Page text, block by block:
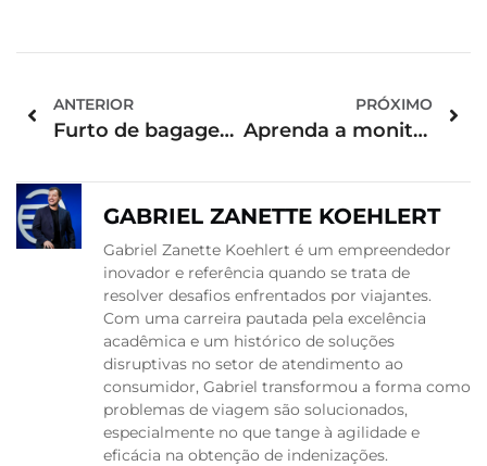
ANTERIOR
Furto de bagagem: como você deve proceder nesse caso?
PRÓXIMO
Aprenda a monitorar preço de passagem aérea
GABRIEL ZANETTE KOEHLERT
Gabriel Zanette Koehlert é um empreendedor
inovador e referência quando se trata de
resolver desafios enfrentados por viajantes.
Com uma carreira pautada pela excelência
acadêmica e um histórico de soluções
disruptivas no setor de atendimento ao
consumidor, Gabriel transformou a forma como
problemas de viagem são solucionados,
especialmente no que tange à agilidade e
eficácia na obtenção de indenizações.